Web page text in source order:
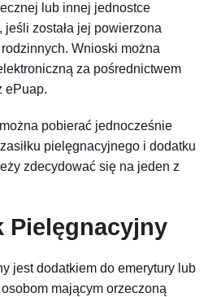
lub innej jednostce
została jej powierzona
Wnioski można
za pośrednictwem
ePuap.
pobierać jednocześnie
pielęgnacyjnego i dodatku
zdecydować się na jeden z
Pielęgnacyjny
jest dodatkiem do emerytury lub
mającym orzeczoną